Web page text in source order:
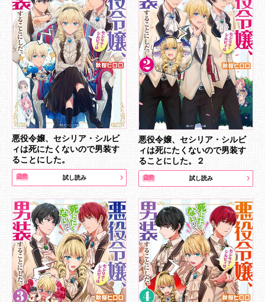
悪役令嬢、セシリア・シルビ
ィは死にたくないので男装す
ることにした。
試し読み
悪役令嬢、セシリア・シルビ
ィは死にたくないので男装す
ることにした。２
試し読み